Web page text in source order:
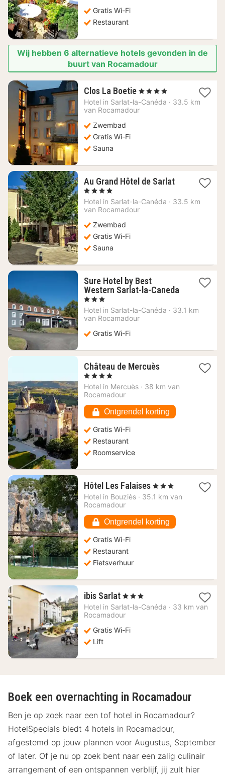
Gratis Wi-Fi
Restaurant
Wij hebben 6 alternatieve hotels gevonden in de
buurt van Rocamadour
Clos La Boetie 1
nacht
vanaf
, 4 Sterren
Hotel in Sarlat-la-Canéda · 33.5 km
van Rocamadour
Zwembad
Gratis Wi-Fi
Sauna
Au Grand Hôtel de Sarlat1
vanaf
, 4 Sterren
Hotel in Sarlat-la-Canéda · 33.5 km
van Rocamadour
Zwembad
Gratis Wi-Fi
Sauna
Sure Hotel by Best
Western Sarlat-la-Caneda
1
nacht
vanaf
€
, 3 Sterren
Hotel in Sarlat-la-Canéda · 33.1 km
van Rocamadour
Gratis Wi-Fi
Château de Mercuès1
vanaf
, 4 Sterren
Hotel in Mercuès · 38 km van
Rocamadour
Ontgrendel korting
Gratis Wi-Fi
Restaurant
Roomservice
Hôtel Les Falaises 1
nacht
€
, 3 Sterren
Hotel in Bouziès · 35.1 km van
Rocamadour
Ontgrendel korting
Gratis Wi-Fi
Restaurant
Fietsverhuur
ibis Sarlat 1
nacht
vanaf
€
, 3 Sterren
Hotel in Sarlat-la-Canéda · 33 km van
Rocamadour
Gratis Wi-Fi
Lift
Boek een overnachting in Rocamadour
Ben je op zoek naar een tof hotel in Rocamadour?
HotelSpecials biedt 4 hotels in Rocamadour,
afgestemd op jouw plannen voor Augustus, September
of later. Of je nu op zoek bent naar een zalig culinair
arrangement of een ontspannen verblijf, jij zult hier